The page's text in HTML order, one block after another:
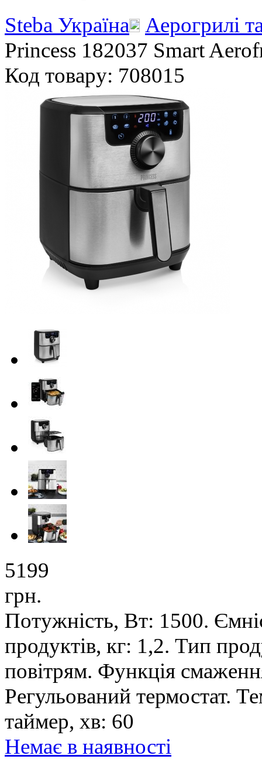
Steba Україна
Аерогрилі
Princess 182037 Smart
Код товару: 708015
5199
грн.
Потужність, Вт: 1500.
продуктів, кг: 1,2. Тип
повітрям. Функція
Регульований термостат.
таймер, хв: 60
Немає в наявності